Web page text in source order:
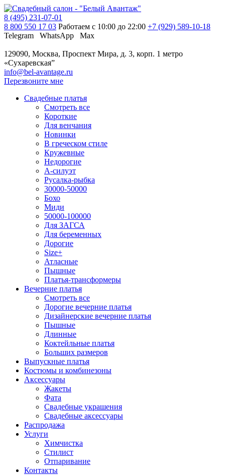
8 (495) 231-07-01
8 800 550 17 03 Работаем с 10:00 до 22:00 +7 (929) 589-10-18
Telegram
WhatsApp Max
129090, Москва, Проспект Мира, д. 3, корп. 1 метро
«Сухаревская”
info@bel-avantage.ru
Перезвоните мне
Свадебные платья
Смотреть все
Короткие
Для венчания
Новинки
В греческом стиле
Кружевные
Недорогие
А-силуэт
Русалка-рыбка
30000-50000
Бохо
Миди
50000-100000
Для ЗАГСА
Для беременных
Дорогие
Size+
Атласные
Пышные
Платья-трансформеры
Вечерние платья
Смотреть все
Дорогие вечерние платья
Дизайнерские вечерние платья
Пышные
Длинные
Коктейльные платья
Больших размеров
Выпускные платья
Костюмы и комбинезоны
Аксессуары
Жакеты
Фата
Свадебные украшения
Свадебные аксессуары
Распродажа
Услуги
Химчистка
Стилист
Отпаривание
Контакты